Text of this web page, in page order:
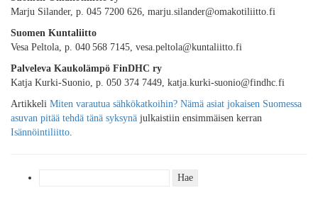
Marju Silander, p. 045 7200 626, marju.silander@omakotiliitto.fi
Suomen Kuntaliitto
Vesa Peltola, p. 040 568 7145, vesa.peltola@kuntaliitto.fi
Palveleva Kaukolämpö FinDHC ry
Katja Kurki-Suonio, p. 050 374 7449, katja.kurki-suonio@findhc.fi
Artikkeli Miten varautua sähkökatkoihin? Nämä asiat jokaisen Suomessa
asuvan pitää tehdä tänä syksynä julkaistiin ensimmäisen kerran
Isännöintiliitto.